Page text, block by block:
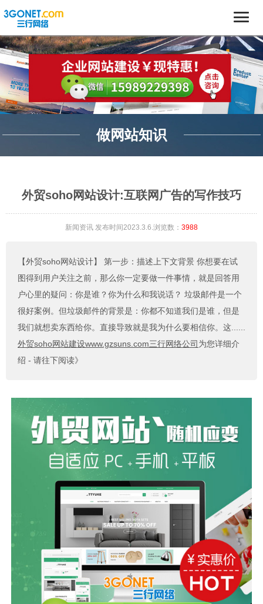
做网站知识
外贸soho网站设计:互联网广告的写作技巧
新闻资讯 发布时间2023.3.6.浏览数： 3988
【外贸soho网站设计】
第一步：描述上下文背景 你想要在试
图得到用户关注之前，那么你一定要做一件事情，就是回答用
户心里的疑问：你是谁？你为什么和我说话？ 垃圾邮件是一个
很好案例。但垃圾邮件的背景是：你都不知道我们是谁，但是
我们就想卖东西给你。直接导致就是我为什么要相信你。这......
外贸soho网站建设www.gzsuns.com三行网络公司 为您详细介
绍 - 请往下阅读》